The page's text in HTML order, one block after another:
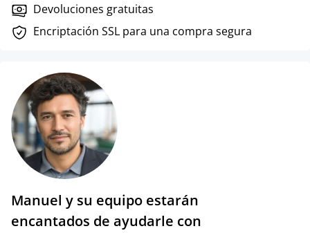
Devoluciones gratuitas
Encriptación SSL para una compra segura
Manuel y su equipo estarán
encantados de ayudarle con